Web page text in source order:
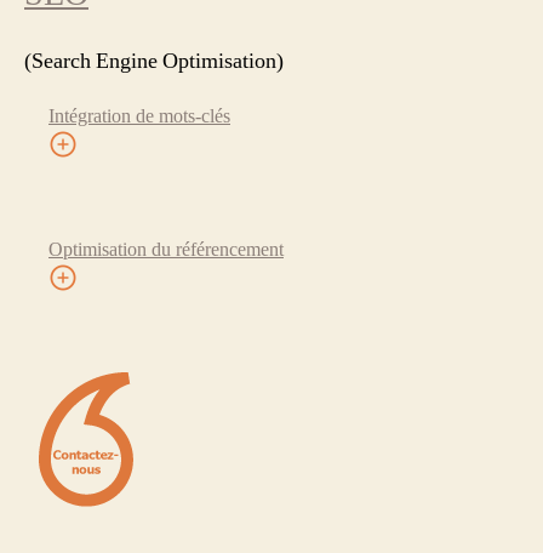
(Search Engine Optimisation)
Intégration de mots-clés
Optimisation du référencement